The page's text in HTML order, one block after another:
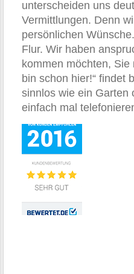
unterscheiden uns
Vermittlungen. Denn
persönlichen
Flur. Wir haben
kommen möchten,
bin schon hier!“ findet
sinnlos wie ein Garten
einfach mal